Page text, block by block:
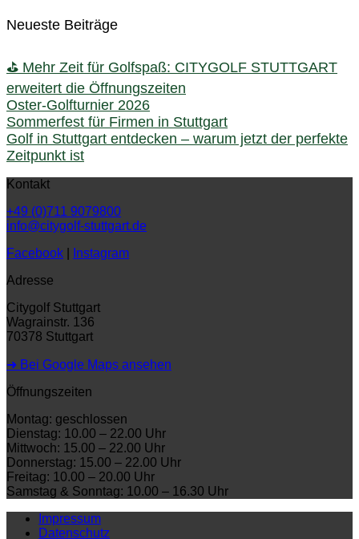
Neueste Beiträge
⛳ Mehr Zeit für Golfspaß: CITYGOLF STUTTGART
erweitert die Öffnungszeiten
Oster-Golfturnier 2026
Sommerfest für Firmen in Stuttgart
Golf in Stuttgart entdecken – warum jetzt der perfekte
Zeitpunkt ist
Kontakt
+49 (0)711 9079800
info@citygolf-stuttgart.de
Facebook
Instagram
Adresse
Citygolf Stuttgart
Wagrainstr. 136
70378 Stuttgart
➜ Bei Google Maps ansehen
Öffnungszeiten
Montag: geschlossen
Dienstag: 10.00 – 22.00 Uhr
Mittwoch: 15.00 – 22.00 Uhr
Donnerstag: 15.00 – 22.00 Uhr
Freitag: 10.00 – 20.00 Uhr
Samstag & Sonntag: 10.00 – 16.30 Uhr
Impressum
Datenschutz